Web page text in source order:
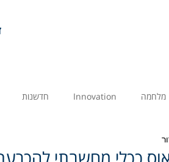
מלחמה Innovation חדשנות